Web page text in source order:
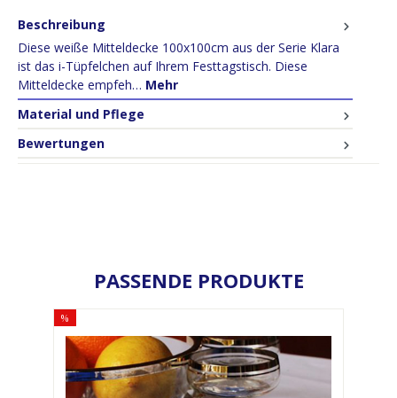
Beschreibung
Diese weiße Mitteldecke 100x100cm aus der Serie Klara
ist das i-Tüpfelchen auf Ihrem Festtagstisch. Diese
Mitteldecke empfeh… Mehr
Material und Pflege
Bewertungen
PASSENDE PRODUKTE
%